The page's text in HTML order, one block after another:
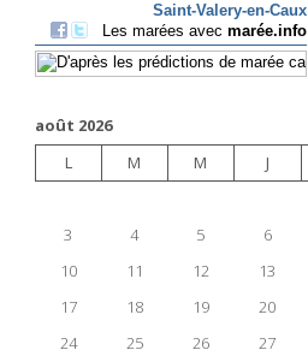
août 2026
L
M M J
3
4 5 6
10
11 12 13
17
18 19 20
24
25 26 27